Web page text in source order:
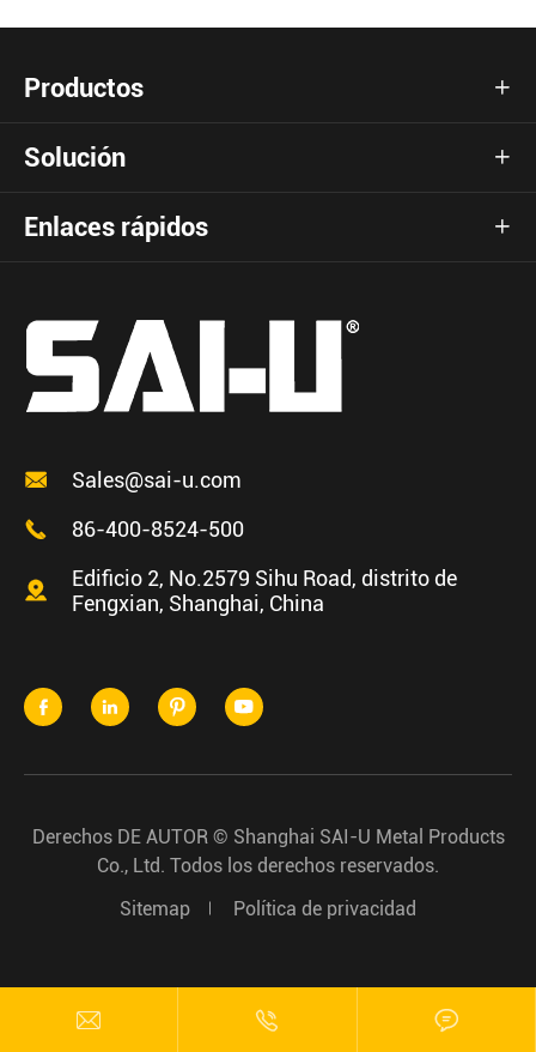
Productos 
Solución 
Enlaces rápidos 

Sales@sai-u.com

86-400-8524-500

Edificio 2, No.2579 Sihu Road, distrito de
Fengxian, Shanghai, China
   
Derechos DE AUTOR © Shanghai SAI-U Metal Products
Co., Ltd. Todos los derechos reservados.
Sitemap
Política de privacidad
  